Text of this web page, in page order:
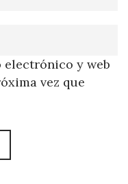
electrónico y web
vez que